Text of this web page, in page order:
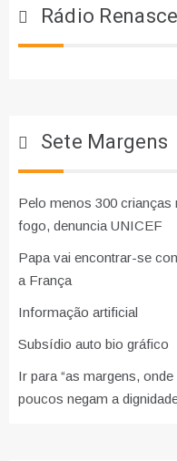
Rádio
Sete Margens
Pelo menos 300
fogo, denuncia UNICEF
Papa vai encontrar-se
a França
Informação artificial
Subsídio auto bio gráfico
Ir para “as margens,
poucos negam a